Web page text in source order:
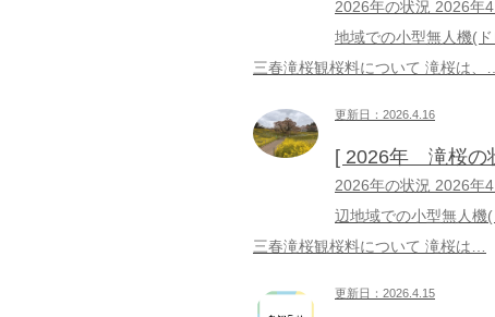
2026年の状況 2026
地域での小型無人機(
三春滝桜観桜料について 滝桜は、…
更新日：2026.4.16
[ 2026年 滝桜の
2026年の状況 2026
辺地域での小型無人機
三春滝桜観桜料について 滝桜は…
更新日：2026.4.15